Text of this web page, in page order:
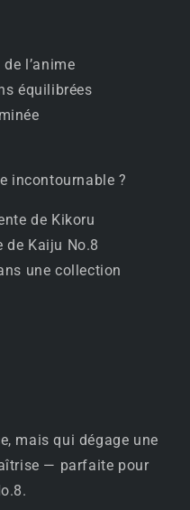
l’anime
équilibrées
incontournable ?
de Kikoru
de Kaiju No.8
une collection
mais qui dégage une
— parfaite pour